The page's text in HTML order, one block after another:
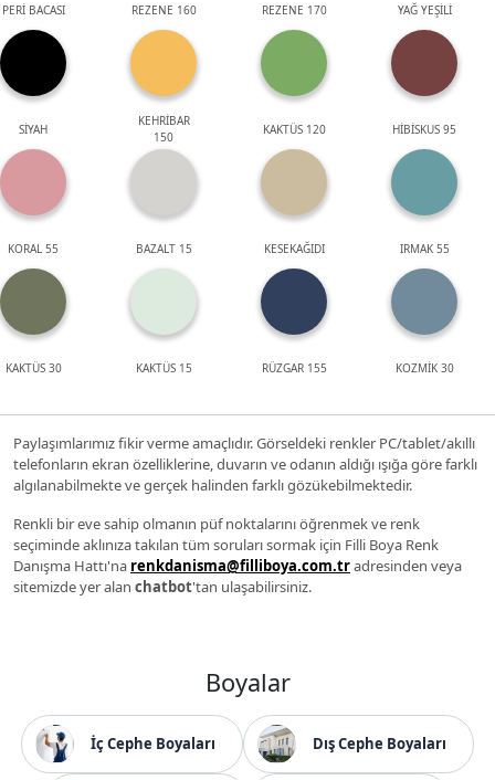
PERİ BACASI REZENE 160 REZENE 170 YAĞ YEŞİLİ
SİYAH
KEHRİBAR
150
KAKTÜS 120 HİBİSKUS 95
KORAL 55 BAZALT 15 KESEKAĞIDI IRMAK 55
KAKTÜS 30 KAKTÜS 15 RÜZGAR 155 KOZMİK 30
Paylaşımlarımız fikir verme amaçlıdır. Görseldeki renkler PC/tablet/akıllı
telefonların ekran özelliklerine, duvarın ve odanın aldığı ışığa göre farklı
algılanabilmekte ve gerçek halinden farklı gözükebilmektedir.
Renkli bir eve sahip olmanın püf noktalarını öğrenmek ve renk
seçiminde aklınıza takılan tüm soruları sormak için Filli Boya Renk
Danışma Hattı'na renkdanisma@filliboya.com.tradresinden veya
sitemizde yer alan chatbot'tan ulaşabilirsiniz.
Boyalar
İç Cephe Boyaları Dış Cephe Boyaları